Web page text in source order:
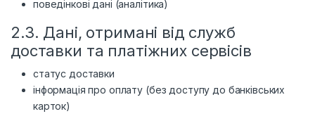
поведінкові дані (аналітика)
2.3. Дані, отримані від служб
доставки та платіжних сервісів
статус доставки
інформація про оплату (без доступу до банківських
карток)